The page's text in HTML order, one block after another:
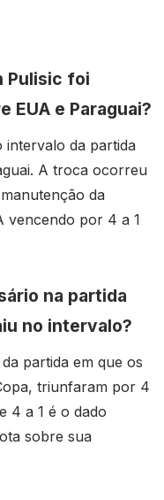
Pulisic foi
EUA e Paraguai?
intervalo da partida
A troca ocorreu
da
vencendo por 4 a 1
na partida
no intervalo?
partida em que os
triunfaram por 4
4 a 1 é o dado
sobre sua